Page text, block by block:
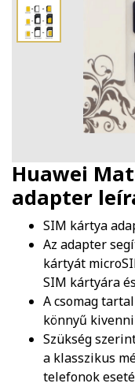
Huawei
adapter
SIM kártya
Az adapter
kártyát
SIM kártyára
A csomag
könnyű
Szükség
a klasszikus
telefonok